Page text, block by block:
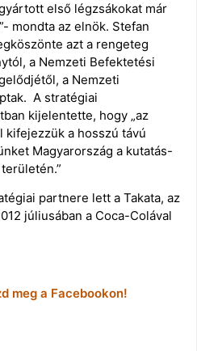
első légzsákokat már
mondta az elnök. Stefan
azt a rengeteg
a Nemzeti Befektetési
a Nemzeti
A stratégiai
kijelentette, hogy „az
kifejezzük a hosszú távú
Magyarország a kutatás-
partnere lett a Takata, az
júliusában a Coca-Colával
meg a Facebookon!